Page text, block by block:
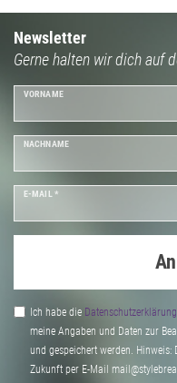
Newsletter
Gerne halten wir dich auf
VORNAME
NACHNAME
E-MAIL *
Ich habe die Daten­schutz­erklärung
meine Angaben und Daten zur
und gespeichert werden.
Zukunft per E-Mail